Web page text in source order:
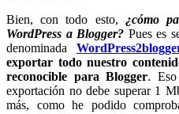
Bien, con todo esto, ¿cómo
WordPress a Blogger? Pues es
denominada
exportar todo nuestro
reconocible para Blogger.
exportación no debe superar 1
más, como he podido